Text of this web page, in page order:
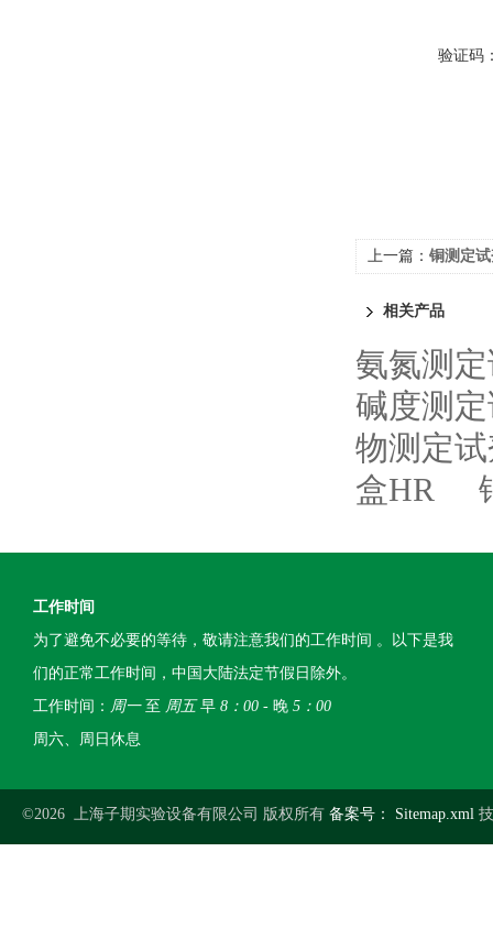
验证码
上一篇： 铜测定
相关产品
氨氮测
碱度测
物测定
盒HR
工作时间
为了避免不必要的等待，敬请注意我们的工作时间 。以下是我
们的正常工作时间，中国大陆法定节假日除外。
工作时间： 周一至 周五早 8：00 - 晚 5：00
周六、周日休息
©2026 上海子期实验设备有限公司 版权所有 备案号： Sitemap.xml